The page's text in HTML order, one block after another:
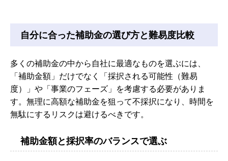
自分に合った補助金の選び方と難易度比較
多くの補助金の中から自社に最適なものを選ぶには、
「補助金額」だけでなく「採択される可能性（難易
度）」や「事業のフェーズ」を考慮する必要がありま
す。無理に高額な補助金を狙って不採択になり、時間を
無駄にするリスクは避けるべきです。
補助金額と採択率のバランスで選ぶ